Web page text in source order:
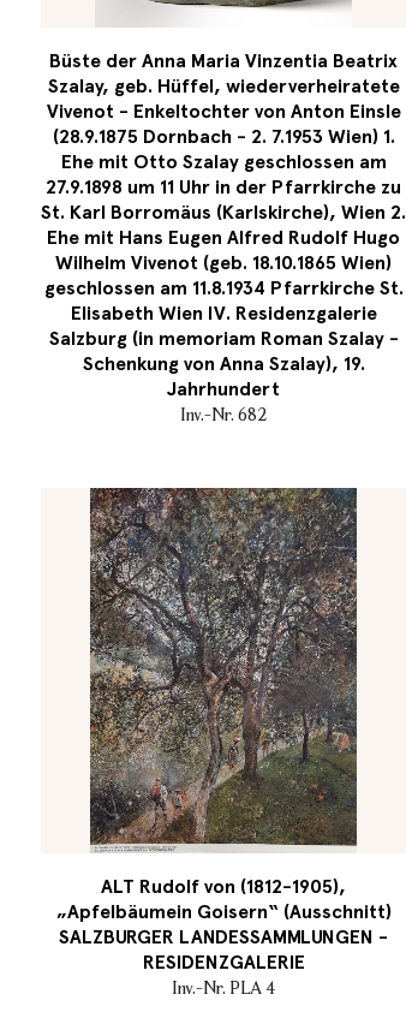
Büste der Anna Maria Vinzentia Beatrix
Szalay, geb. Hüffel, wiederverheiratete
Vivenot - Enkeltochter von Anton Einsle
(28.9.1875 Dornbach - 2. 7.1953 Wien) 1.
Ehe mit Otto Szalay geschlossen am
27.9.1898 um 11 Uhr in der Pfarrkirche zu
St. Karl Borromäus (Karlskirche), Wien 2.
Ehe mit Hans Eugen Alfred Rudolf Hugo
Wilhelm Vivenot (geb. 18.10.1865 Wien)
geschlossen am 11.8.1934 Pfarrkirche St.
Elisabeth Wien IV. Residenzgalerie
Salzburg (in memoriam Roman Szalay -
Schenkung von Anna Szalay), 19.
Jahrhundert
Inv.-Nr. 682
ALT Rudolf von (1812-1905),
„Apfelbäumein Goisern“ (Ausschnitt)
SALZBURGER LANDESSAMMLUNGEN -
RESIDENZGALERIE
Inv.-Nr. PLA 4